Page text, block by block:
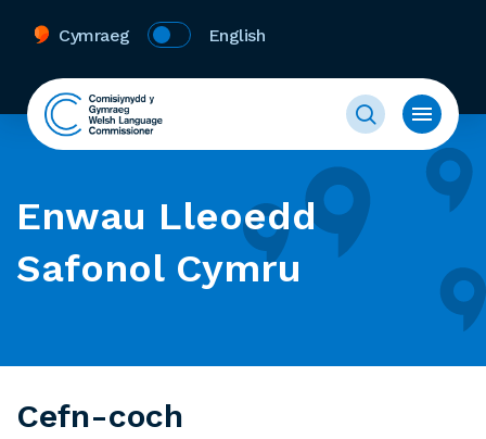
Cymraeg English
Enwau Lleoedd
Safonol Cymru
Cefn-coch